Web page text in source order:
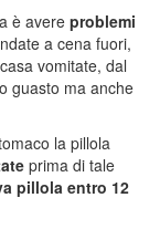
è avere problemi
a cena fuori,
vomitate, dal
guasto ma anche
la pillola
prima di tale
pillola entro 12